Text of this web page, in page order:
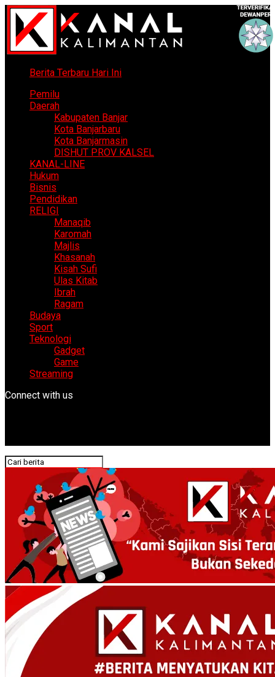
Berita Terbaru Hari Ini
Pemilu
Daerah
Kabupaten Banjar
Kota Banjarbaru
Kota Banjarmasin
DISHUT PROV KALSEL
KANAL-LINE
Hukum
Bisnis
Pendidikan
RELIGI
Manaqib
Karomah
Majlis
Khasanah
Kisah Sufi
Ulas Kitab
Ibrah
Ragam
Budaya
Sport
Teknologi
Gadget
Game
Streaming
Connect with us